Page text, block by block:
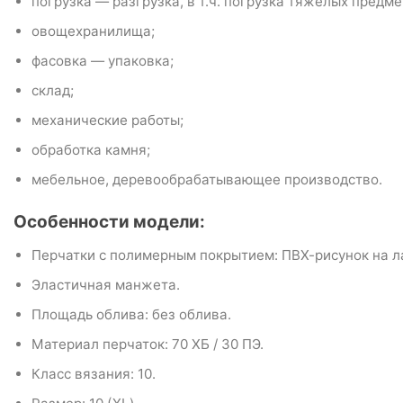
овощехранилища;
фасовка — упаковка;
склад;
механические работы;
обработка камня;
мебельное, деревообрабатывающее производство.
Особенности модели:
Перчатки с полимерным покрытием: ПВХ-рисунок на
Эластичная манжета.
Площадь облива: без облива.
Материал перчаток: 70 ХБ / 30 ПЭ.
Класс вязания: 10.